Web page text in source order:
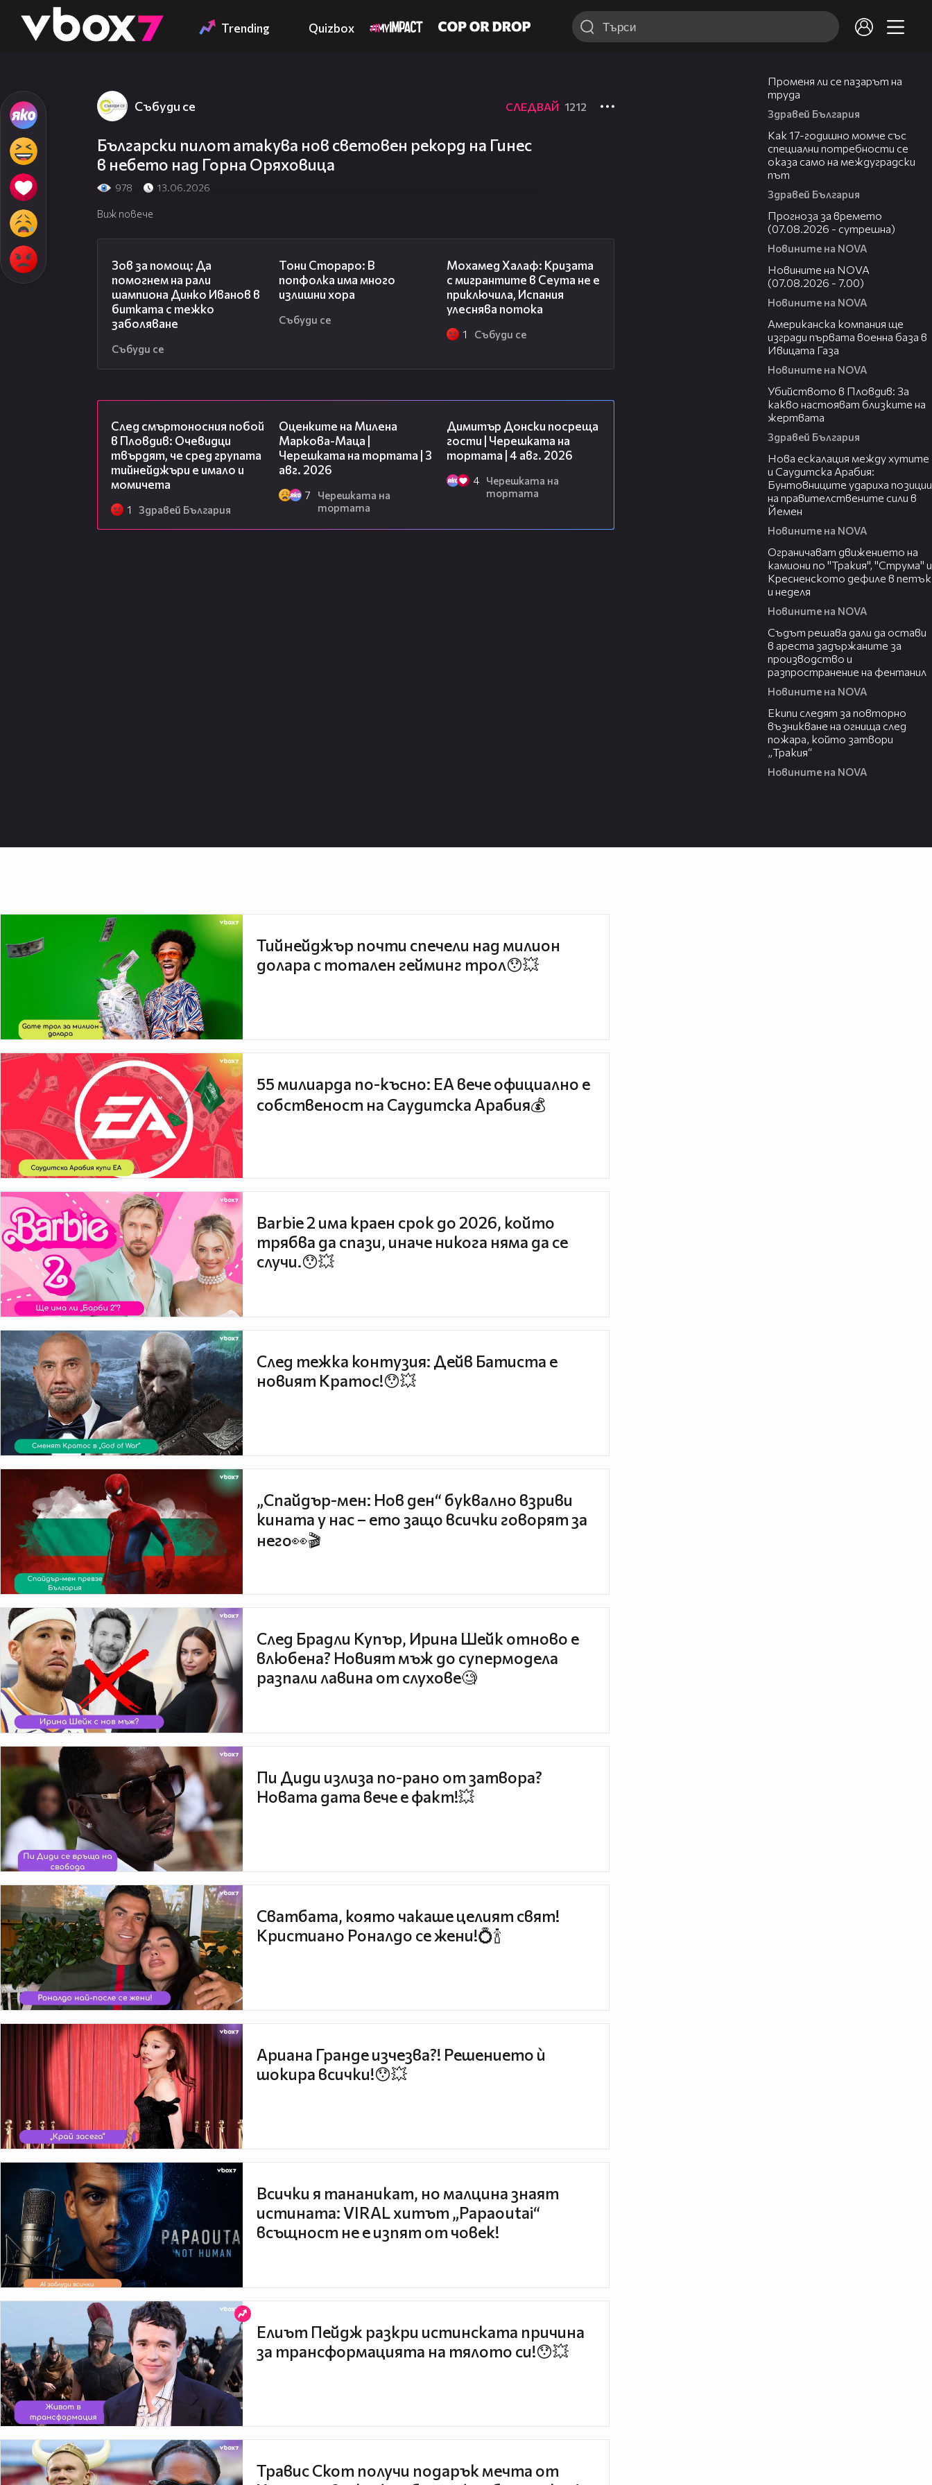
👾 Trending Quizbox
Събуди се СЛЕДВАЙ 1212
Български пилот атакува нов световен рекорд на Гинес
в небето над Горна Оряховица
978 13.06.2026
Виж повече
Зов за помощ: Да
помогнем на рали
шампиона Динко Иванов в
битката с тежко
заболяване
Събуди се
Тони Стораро: В
попфолка има много
излишни хора
Събуди се
Мохамед Халаф: Кризата
с мигрантите в Сеута не е
приключила, Испания
улеснява потока
1 Събуди се
След смъртоносния побой
в Пловдив: Очевидци
твърдят, че сред групата
тийнейджъри е имало и
момичета
1 Здравей България
Оценките на Милена
Маркова-Маца |
Черешката на тортата | 3
авг. 2026
7
Черешката на
тортата
Димитър Донски посреща
гости | Черешката на
тортата | 4 авг. 2026
4
Черешката на
тортата
Променя ли се пазарът на
труда
Здравей България
Как 17-годишно момче със
специални потребности се
оказа само на междуградски
път
Здравей България
Прогноза за времето
(07.08.2026 - сутрешна)
Новините на NOVA
Новините на NOVA
(07.08.2026 - 7.00)
Новините на NOVA
Американска компания ще
изгради първата военна база в
Ивицата Газа
Новините на NOVA
Убийството в Пловдив: За
какво настояват близките на
жертвата
Здравей България
Нова ескалация между хутите
и Саудитска Арабия:
Бунтовниците удариха позиции
на правителствените сили в
Йемен
Новините на NOVA
Ограничават движението на
камиони по "Тракия", "Струма" и
Кресненското дефиле в петък
и неделя
Новините на NOVA
Съдът решава дали да остави
в ареста задържаните за
производство и
разпространение на фентанил
Новините на NOVA
Екипи следят за повторно
възникване на огнища след
пожара, който затвори
„Тракия“
Новините на NOVA
Тийнейджър почти спечели над милион
долара с тотален гейминг трол😯💥
55 милиарда по-късно: EA вече официално е
собственост на Саудитска Арабия💰
Barbie 2 има краен срок до 2026, който
трябва да спази, иначе никога няма да се
случи.😯💥
След тежка контузия: Дейв Батиста е
новият Кратос!😯💥
„Спайдър-мен: Нов ден“ буквално взриви
кината у нас – ето защо всички говорят за
него👀🎬
След Брадли Купър, Ирина Шейк отново е
влюбена? Новият мъж до супермодела
разпали лавина от слухове🧐
Пи Диди излиза по-рано от затвора?
Новата дата вече е факт!💥
Сватбата, която чакаше целият свят!
Кристиано Роналдо се жени!💍🍾
Ариана Гранде изчезва?! Решението ѝ
шокира всички!😯💥
Всички я тананикат, но малцина знаят
истината: VIRAL хитът „Papaoutai“
всъщност не е изпят от човек!
Елиът Пейдж разкри истинската причина
за трансформацията на тялото си!😯💥
Травис Скот получи подарък мечта от